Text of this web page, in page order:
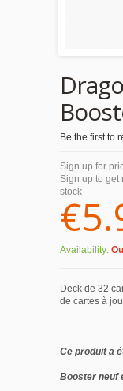
Be the first to
Sign up for
Sign up to get
stock
Availability:
Deck de 32
de cartes à
Ce produit a
Booster neuf